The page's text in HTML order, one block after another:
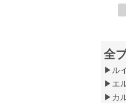
全
▶ル
▶エ
▶カ